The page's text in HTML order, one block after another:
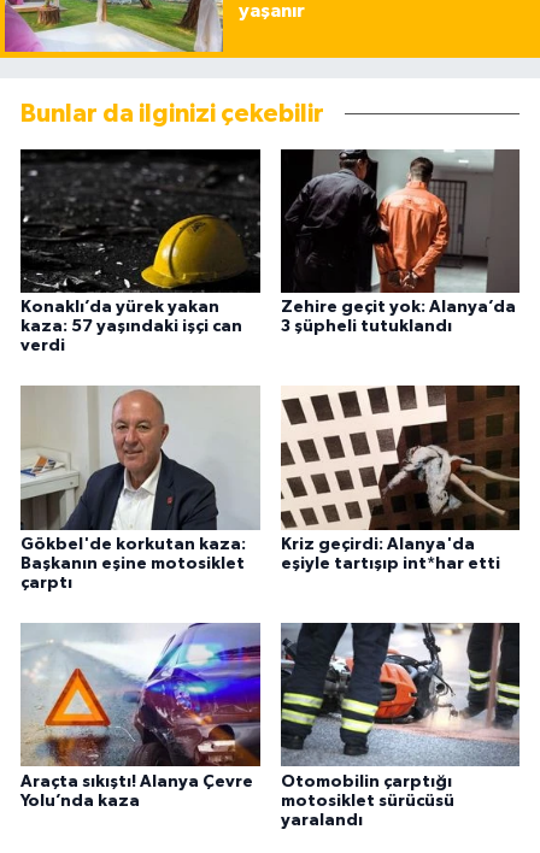
yaşanır
Bunlar da ilginizi çekebilir
Konaklı’da yürek yakan
kaza: 57 yaşındaki işçi can
verdi
Zehire geçit yok: Alanya’da
3 şüpheli tutuklandı
Gökbel'de korkutan kaza:
Başkanın eşine motosiklet
çarptı
Kriz geçirdi: Alanya'da
eşiyle tartışıp int*har etti
Araçta sıkıştı! Alanya Çevre
Yolu’nda kaza
Otomobilin çarptığı
motosiklet sürücüsü
yaralandı